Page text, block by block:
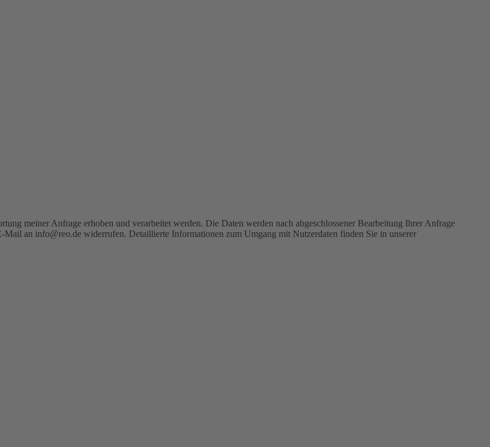
meiner Anfrage erhoben und verarbeitet werden. Die Daten werden nach abgeschlossener Bearbeitung Ihrer Anfrage
an info@reo.de widerrufen. Detaillierte Informationen zum Umgang mit Nutzerdaten finden Sie in unserer